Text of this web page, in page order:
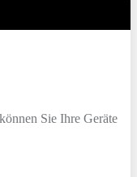
Sie Ihre Geräte